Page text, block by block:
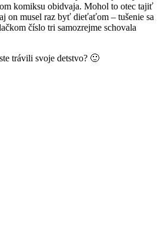
komiksu obidvaja. Mohol to otec tajiť
on musel raz byť dieťaťom – tušenie sa
číslo tri samozrejme schovala
trávili svoje detstvo? 🙂